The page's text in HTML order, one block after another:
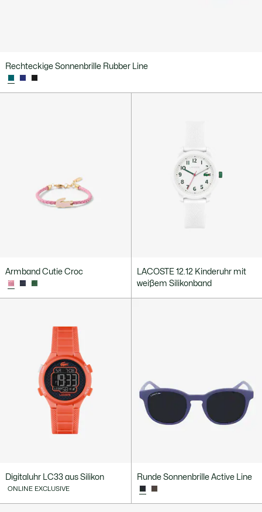
Rechteckige Sonnenbrille Rubber Line
Armband Cutie Croc
LACOSTE 12.12 Kinderuhr mit
weißem Silikonband
Digitaluhr LC33 aus Silikon
ONLINE EXCLUSIVE
Runde Sonnenbrille Active Line